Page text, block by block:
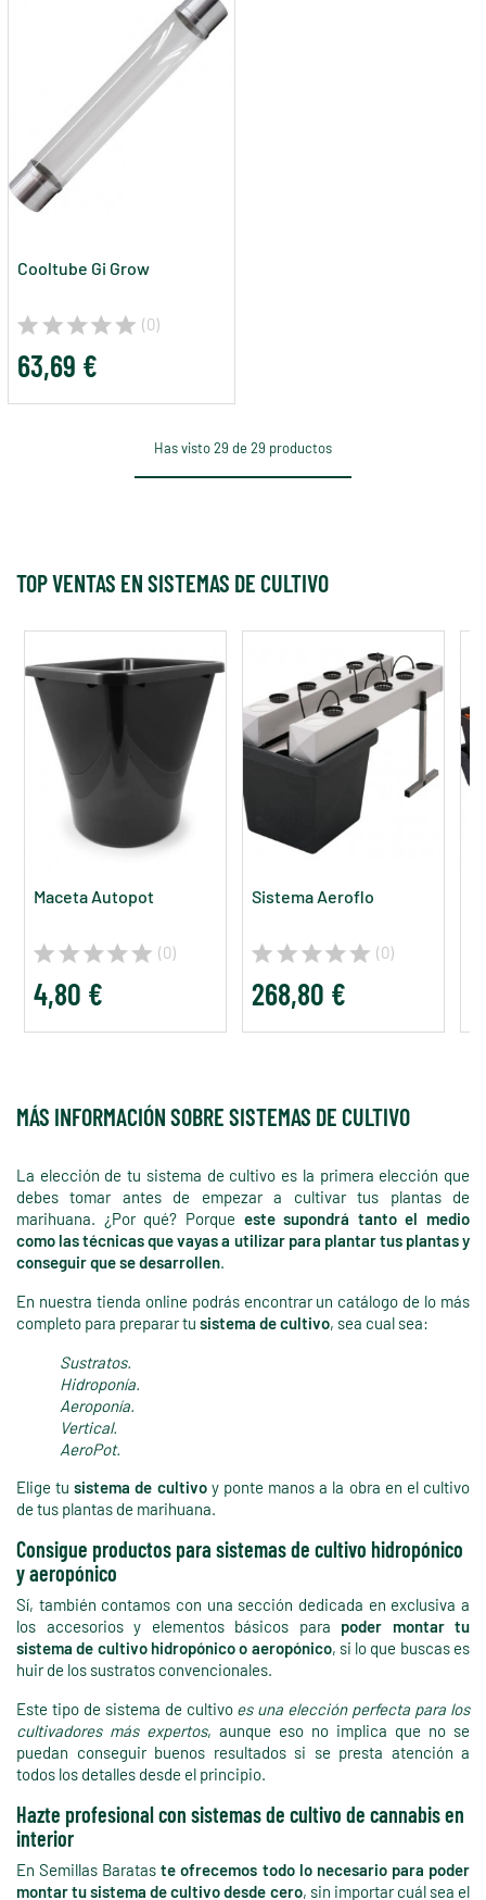
Cooltube Gi Grow
(0)
63,69 €
Has visto 29 de 29 productos
TOP VENTAS EN SISTEMAS DE CULTIVO
Maceta Autopot
(0)
4,80 €
Sistema Aeroflo
(0)
268,80 €
MÁS INFORMACIÓN SOBRE SISTEMAS DE CULTIVO
La elección de tu sistema de cultivo es la primera elección que
debes tomar antes de empezar a cultivar tus plantas de
marihuana. ¿Por qué? Porque este supondrá tanto el medio
como las técnicas que vayas a utilizar para plantar tus plantas y
conseguir que se desarrollen.
En nuestra tienda online podrás encontrar un catálogo de lo más
completo para preparar tu sistema de cultivo, sea cual sea:
Sustratos.
Hidroponía.
Aeroponía.
Vertical.
AeroPot.
Elige tusistema de cultivoy ponte manos a la obra en el cultivo
de tus plantas de marihuana.
Consigue productos para sistemas de cultivo hidropónico
y aeropónico
Sí, también contamos con una sección dedicada en exclusiva a
los accesorios y elementos básicos para poder montar tu
sistema de cultivo hidropónico o aeropónico, si lo que buscas es
huir de los sustratos convencionales.
Este tipo de sistema de cultivo es una elección perfecta para los
cultivadores más expertos, aunque eso no implica que no se
puedan conseguir buenos resultados si se presta atención a
todos los detalles desde el principio.
Hazte profesional con sistemas de cultivo de cannabis en
interior
En Semillas Baratas te ofrecemos todo lo necesario para poder
montar tu sistema de cultivo desde cero, sin importar cuál sea el